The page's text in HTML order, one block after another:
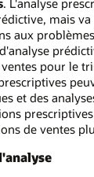
. L'analyse
mais
aux
pour le
et des
de ventes